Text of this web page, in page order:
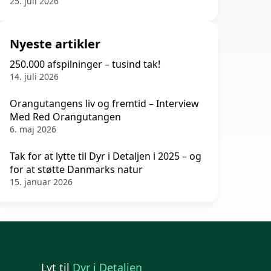
Nyeste artikler
250.000 afspilninger – tusind tak!
14. juli 2026
Orangutangens liv og fremtid – Interview
Med Red Orangutangen
6. maj 2026
Tak for at lytte til Dyr i Detaljen i 2025 – og
for at støtte Danmarks natur
15. januar 2026
Lyt til Dyr i Detaljen